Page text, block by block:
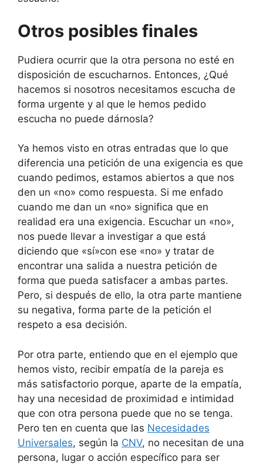
Otros posibles finales
Pudiera ocurrir que la otra persona no esté en
disposición de escucharnos. Entonces, ¿Qué
hacemos si nosotros necesitamos escucha de
forma urgente y al que le hemos pedido
escucha no puede dárnosla?
Ya hemos visto en otras entradas que lo que
diferencia una petición de una exigencia es que
cuando pedimos, estamos abiertos a que nos
den un «no» como respuesta. Si me enfado
cuando me dan un «no» significa que en
realidad era una exigencia. Escuchar un «no»,
nos puede llevar a investigar a que está
diciendo que «sí»con ese «no» y tratar de
encontrar una salida a nuestra petición de
forma que pueda satisfacer a ambas partes.
Pero, si después de ello, la otra parte mantiene
su negativa, forma parte de la petición el
respeto a esa decisión.
Por otra parte, entiendo que en el ejemplo que
hemos visto, recibir empatía de la pareja es
más satisfactorio porque, aparte de la empatía,
hay una necesidad de proximidad e intimidad
que con otra persona puede que no se tenga.
Pero ten en cuenta que las Necesidades
Universales, según la CNV, no necesitan de una
persona, lugar o acción específico para ser